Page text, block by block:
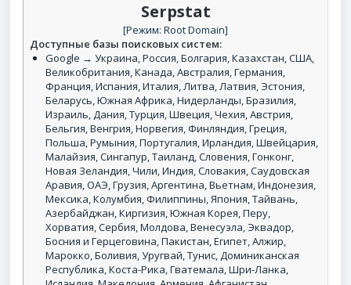
Serpstat
[Режим: Root Domain]
Доступные базы поисковых систем:
Google → Украина, Россия, Болгария, Казахстан, США,
Великобритания, Канада, Австралия, Германия,
Франция, Испания, Италия, Литва, Латвия, Эстония,
Беларусь, Южная Африка, Нидерланды, Бразилия,
Израиль, Дания, Турция, Швеция, Чехия, Австрия,
Бельгия, Венгрия, Норвегия, Финляндия, Греция,
Польша, Румыния, Португалия, Ирландия, Швейцария,
Малайзия, Сингапур, Таиланд, Словения, Гонконг,
Новая Зеландия, Чили, Индия, Словакия, Саудовская
Аравия, ОАЭ, Грузия, Аргентина, Вьетнам, Индонезия,
Мексика, Колумбия, Филиппины, Япония, Тайвань,
Азербайджан, Киргизия, Южная Корея, Перу,
Хорватия, Сербия, Молдова, Венесуэла, Эквадор,
Босния и Герцеговина, Пакистан, Египет, Алжир,
Марокко, Боливия, Уругвай, Тунис, Доминиканская
Республика, Коста-Рика, Гватемала, Шри-Ланка,